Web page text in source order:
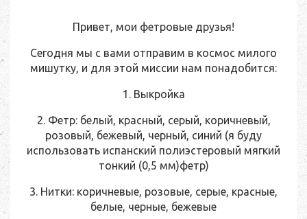
Привет, мои фетровые друзья!
Сегодня мы с вами отправим в космос милого
мишутку, и для этой миссии нам понадобится:
1. Выкройка
2. Фетр: белый, красный, серый, коричневый,
розовый, бежевый, черный, синий (я буду
использовать испанский полиэстеровый мягкий
тонкий (0,5 мм)фетр)
3. Нитки: коричневые, розовые, серые, красные,
белые, черные, бежевые